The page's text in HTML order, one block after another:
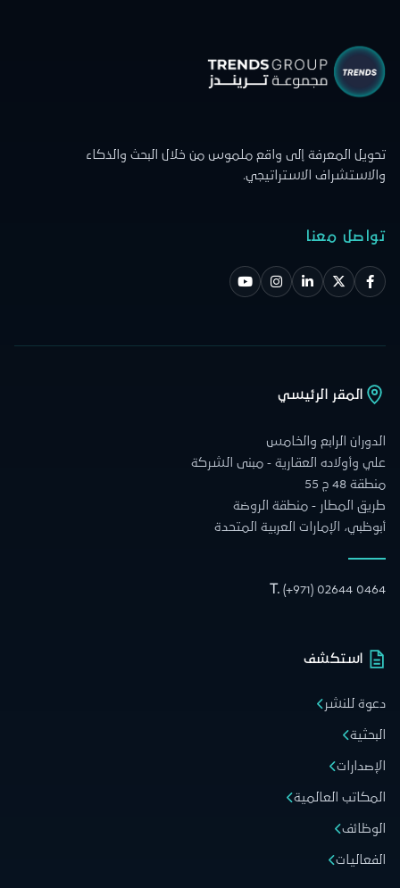
تحويل المعرفة إلى واقع ملموس من خلال البحث والذكاء
والاستشراف الاستراتيجي.
تواصل معنا
المقر الرئيسي
الدوران الرابع والخامس
علي وأولاده العقارية - مبنى الشركة
منطقة 48 ج 55
طريق المطار - منطقة الروضة
أبوظبي، الإمارات العربية المتحدة
T. (+971) 02644 0464
استكشف
دعوة للنشر
البحثية
الإصدارات
المكاتب العالمية
الوظائف
الفعاليات